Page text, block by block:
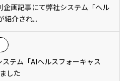
企画記事にて弊社システム「ヘル
紹介され...
テム「AIヘルスフォーキャス
した